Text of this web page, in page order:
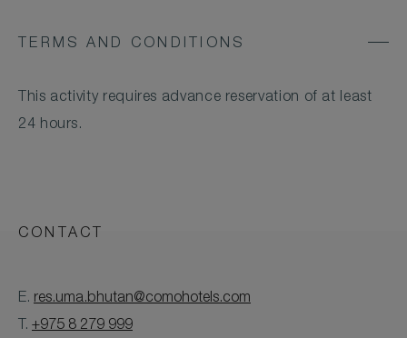
TERMS AND CONDITIONS
This activity requires advance reservation of at least
24 hours.
CONTACT
E. res.uma.bhutan@comohotels.com
T. +975 8 279 999